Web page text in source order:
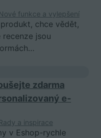
funkce a vylepšení
chce vědět,
jsou
zdarma
e-
a inspirace
v Eshop-rychle